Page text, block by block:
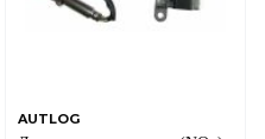
AUTLOG